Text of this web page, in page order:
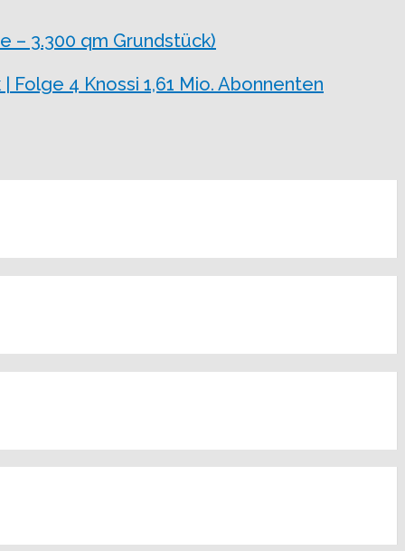
– 3.300 qm Grundstück)
Folge 4 Knossi 1,61 Mio. Abonnenten